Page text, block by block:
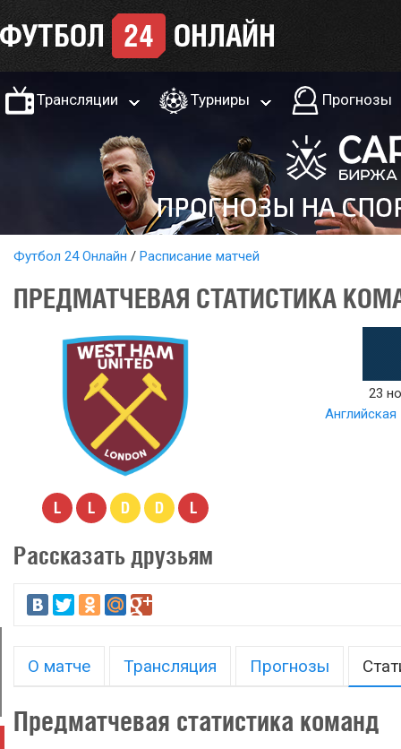
Трансляции Турниры Прогнозы
Футбол 24 Онлайн Расписание матчей
ПРЕДМАТЧЕВАЯ СТАТИСТИКА
L L D D L
23
Рассказать друзьям
О матче Трансляция Прогнозы
Предматчевая статистика команд